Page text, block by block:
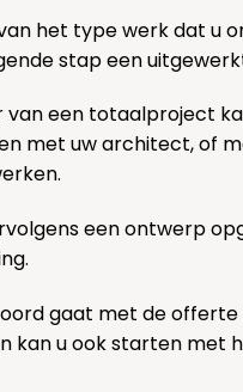
het type werk dat u
stap een
van een totaalproject
met uw architect, of
een ontwerp
gaat met de offerte
kan u ook starten met